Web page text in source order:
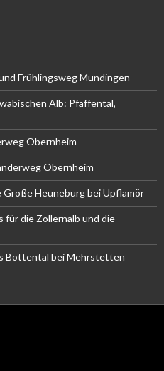
Frühlingsweg Mundingen
Alb: Pfaffental,
Obernheim
Obernheim
Große Heuneburg bei Upflamör
für die Zollernalb und die
Böttental bei Mehrstetten